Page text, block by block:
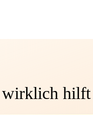
wirklich hilft